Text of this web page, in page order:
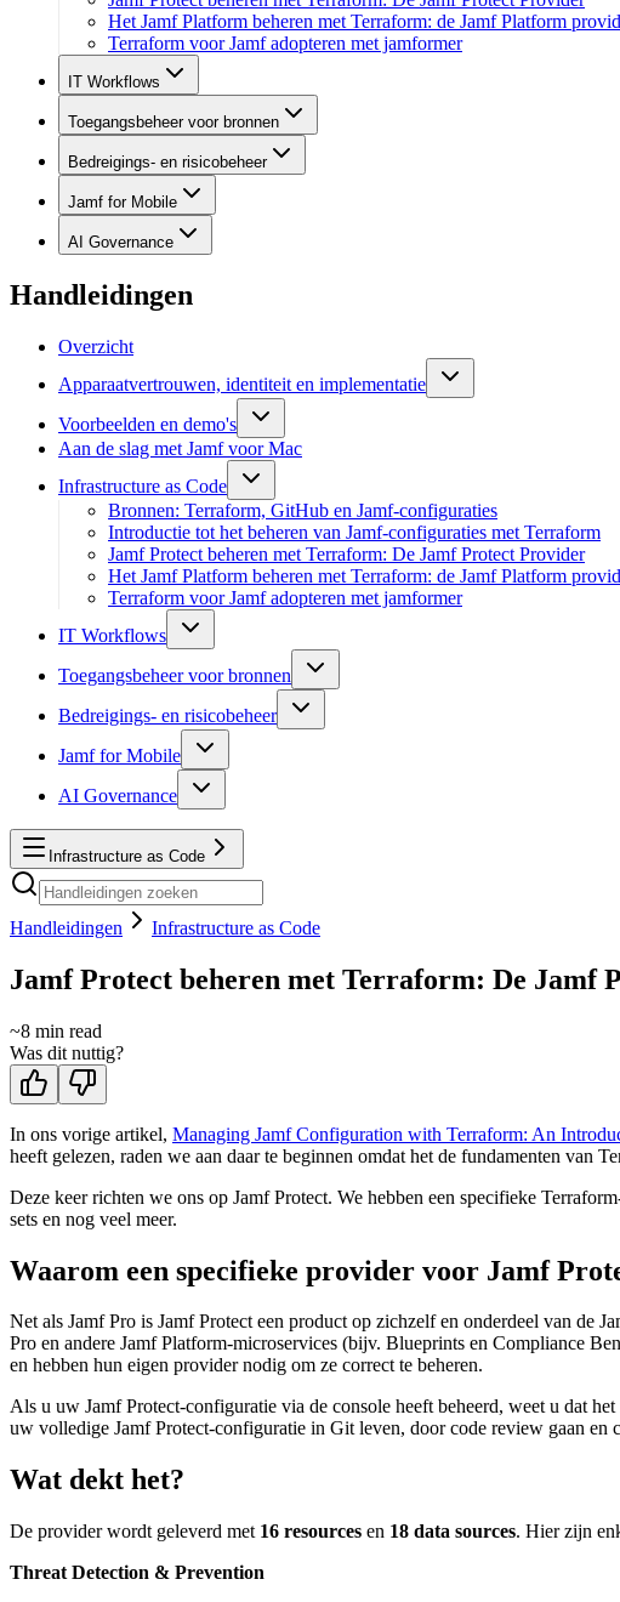
Het Jamf Platform beheren met Terraform: de Jamf Platform
Terraform voor Jamf adopteren met jamformer
IT Workflows
Toegangsbeheer voor bronnen
Bedreigings- en risicobeheer
Jamf for Mobile
AI Governance
Handleidingen
Overzicht
Apparaatvertrouwen, identiteit en implementatie
Voorbeelden en demo's
Aan de slag met Jamf voor Mac
Infrastructure as Code
Bronnen: Terraform, GitHub en Jamf-configuraties
Introductie tot het beheren van Jamf-configuraties met Terraform
Jamf Protect beheren met Terraform: De Jamf Protect Provider
Het Jamf Platform beheren met Terraform: de Jamf Platform
Terraform voor Jamf adopteren met jamformer
IT Workflows
Toegangsbeheer voor bronnen
Bedreigings- en risicobeheer
Jamf for Mobile
AI Governance
Infrastructure as Code
Handleidingen Infrastructure as Code
Jamf Protect beheren met Terraform: De Jamf
~8 min read
Was dit nuttig?
In ons vorige artikel, Managing Jamf Configuration with Terraform: An
heeft gelezen, raden we aan daar te beginnen omdat het de fundamenten van
Deze keer richten we ons op Jamf Protect. We hebben een specifieke
sets en nog veel meer.
Waarom een specifieke provider voor Jamf
Net als Jamf Pro is Jamf Protect een product op zichzelf en onderdeel van de
Pro en andere Jamf Platform-microservices (bijv. Blueprints en Compliance
en hebben hun eigen provider nodig om ze correct te beheren.
Als u uw Jamf Protect-configuratie via de console heeft beheerd, weet u dat
uw volledige Jamf Protect-configuratie in Git leven, door code review gaan en
Wat dekt het?
De provider wordt geleverd met 16 resources en 18 data sources. Hier zijn
Threat Detection & Prevention